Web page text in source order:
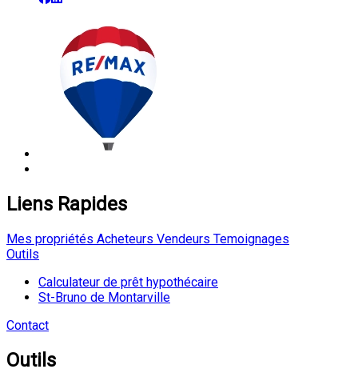
Liens Rapides
Mes propriétés Acheteurs Vendeurs Temoignages
Outils
Calculateur de prêt hypothécaire
St-Bruno de Montarville
Contact
Outils